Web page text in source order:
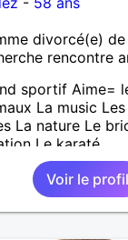
divorcé(e)
rencontre
sportif Aime=
La music
La nature Le
Le karaté
Voir le profil